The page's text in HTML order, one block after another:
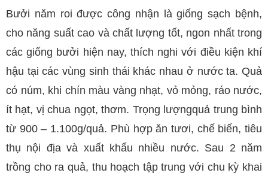
Bưởi năm roi được công nhận là giống sạch bệnh,
cho năng suất cao và chất lượng tốt, ngon nhất trong
các giống bưởi hiện nay, thích nghi với điều kiện khí
hậu tại các vùng sinh thái khác nhau ở nước ta. Quả
có núm, khi chín màu vàng nhạt, vỏ mỏng, ráo nước,
ít hạt, vị chua ngọt, thơm. Trọng lượngquả trung bình
từ 900 – 1.100g/quả. Phù hợp ăn tươi, chế biến, tiêu
thụ nội địa và xuất khẩu nhiều nước. Sau 2 năm
trồng cho ra quả, thu hoạch tập trung với chu kỳ khai